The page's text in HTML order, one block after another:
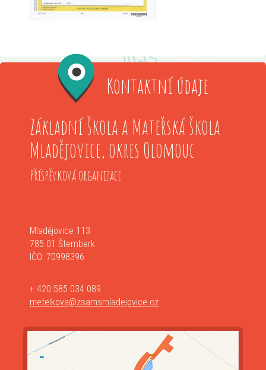
Kontaktní údaje
Základní škola a Mateřská škola
Mladějovice, okres Olomouc
Příspěvková organizace
Mladějovice 113
785 01 Šternberk
IČO: 70998396
+ 420 585 034 089
metelkova@zsamsmladejovice.cz